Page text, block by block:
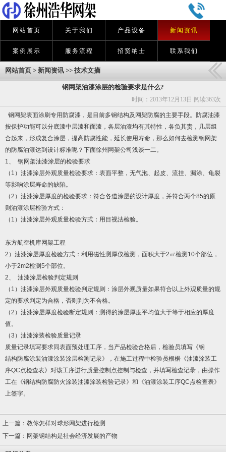
网站首页 关于我们 产品设备 新闻资讯
案例展示 服务流程 招贤纳士 联系我们
网站首页 > 新闻资讯 >> 技术文摘
钢网架油漆涂层的检验要求是什么?
时间：2013年12月13日 阅读363次
钢 网架表面涂刷专用防腐漆，是目前多钢结构及网架防腐的主要手段。防腐油漆
按保护功能可以分底漆中层漆和面漆，各层油漆均有其特性，各负其责，几层组
合起来，形成复合涂层，提高防腐性能，延长使用寿命，那么如何去检测钢网架
的防腐油漆达到设计标准呢？下面徐州网架公司浅谈一二。
1、 钢网架油漆涂层的检验要求
（1）油漆涂层外观质量检验要求：表面平整，无气泡、起皮、流挂、漏涂、龟裂
等影响涂层寿命的缺陷。
（2）油漆涂层厚度的检验要求：符合各道涂层的设计厚度，并符合两个85的原
则油漆涂层检验方式：
（1）油漆涂层外观质量检验方式：用目视法检验。
东方航空机库网架工程
2）油漆涂层厚度检验方式：利用磁性测厚仪检测，面积大于2㎡检测10个部位，
小于2m2检测5个部位。
2、 油漆涂层检验判定规则
（1）油漆涂层外观质量检验判定规则：涂层外观质量如果符合以上外观质量的规
定的要求判定为合格，否则判为不合格。
（2）油漆涂层厚度检验断定规则：测得的涂层厚度平均值大于等于相应的厚度
值。
（3）油漆涂装检验质量记录
质量记录填写要求同表面预处理工序，当产品检验合格后，检验员填写《钢
结构防腐涂装油漆涂装涂层检测记录》，在施工过程中检验员根椐《油漆涂装工
序QC点检查表》对该工序进行质量控制点控制与检查，并填写检查记录，由操作
工在《钢结构防腐防火涂装油漆涂装检验记录》和《油漆涂装工序QC点检查表》
上签字。
上一篇： 教你怎样对球形网架进行检测
下一篇： 网架钢结构是社会经济发展的产物